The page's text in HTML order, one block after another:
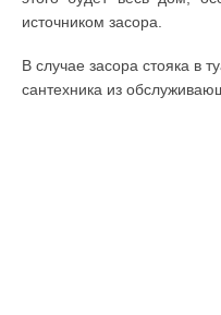
источником засора.
В случае засора стояка в
сантехника из